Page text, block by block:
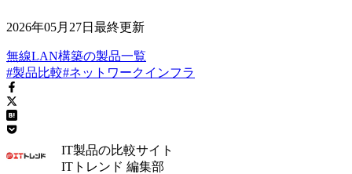
2026年05月27日 最終更新
無線LAN構築の製品一覧
#製品比較#ネットワークインフラ
IT製品の比較サイト
ITトレンド 編集部